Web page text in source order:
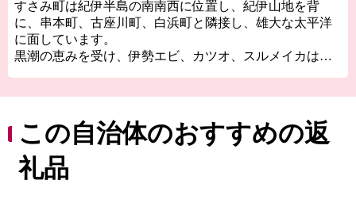
すさみ町は紀伊半島の南南西に位置し、紀伊山地を背
に、串本町、古座川町、白浜町と隣接し、雄大な太平洋
に面しています。
黒潮の恵みを受け、伊勢エビ、カツオ、スルメイカは全
バダイビングやスポーツフィッシングなどの適地として
も注目されています。最近では、国道42号を活かしたサ
イクリング大会「ライドオンスサミ」が開催されていま
す。
この自治体のおすすめの返
礼品